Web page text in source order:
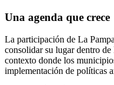
Una agenda que crece
La participación de La
consolidar su lugar dentro
contexto donde los
implementación de políticas